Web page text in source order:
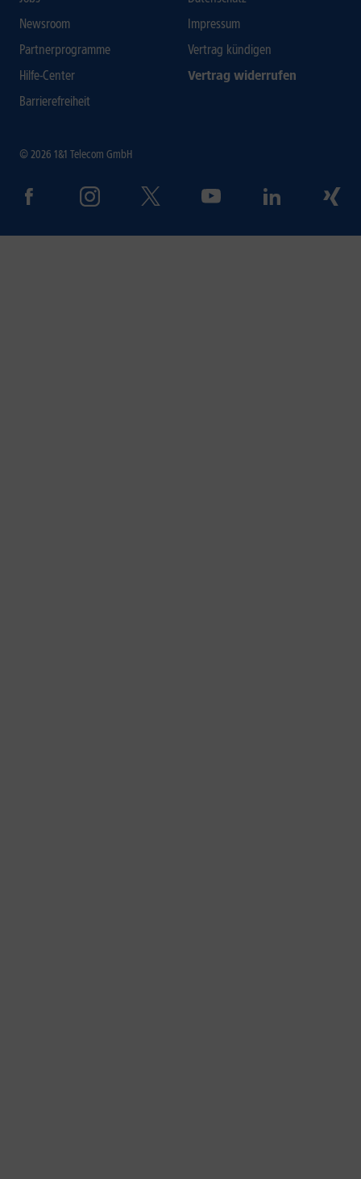
Newsroom
Partnerprogramme
Hilfe-Center
Barrierefreiheit
Impressum
Vertrag kündigen
Vertrag widerrufen
© 2026 1&1 Telecom GmbH